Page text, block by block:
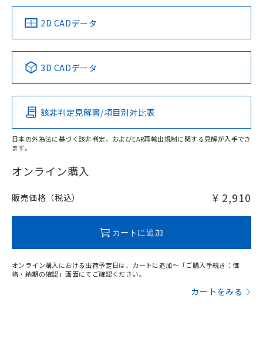
中国 RoHS 注意事項・凡例
Pb Hg Cd Cr(VI)
O
在庫等で未対応品が混在する可能性があります。
問い合わせください。
2D CADデータ
3D CADデータ
該非判定見解書/項目別対比表
日本の外為法に基づく該非判定、およびEAR再輸出規制に関する見解が入手でき
ます。
オンライン購入
販売価格（税込） ¥ 2,910
カートに追加
オンライン購入における出荷予定日は、カートに追加～「ご購入手続き：価
格・納期の確認」画面にてご確認ください。
カートをみる